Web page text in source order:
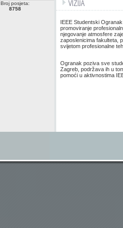
Broj posjeta:
8758
IEEE Studentski
promoviranje
njegovanje atmosfere
zaposlenicima fakulteta,
svijetom profesionalne
Ogranak poziva sve
Zagreb, podržava ih u
pomoći u aktivnostima